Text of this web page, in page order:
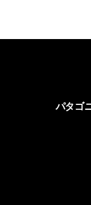
パタゴ